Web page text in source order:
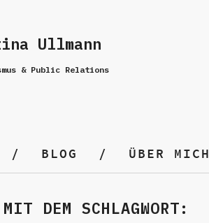
Ullmann
& Public Relations
BLOG ÜBER MICH
DEM SCHLAGWORT: